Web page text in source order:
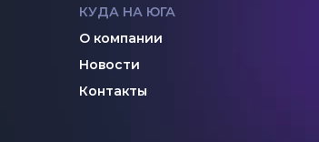
КУДА НА ЮГА
О компании
Новости
Контакты